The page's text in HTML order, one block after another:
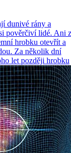
dunivé rány a
pověrčiví lidé. Ani
hrobku otevřít a
Za několik dní
let později hrobku